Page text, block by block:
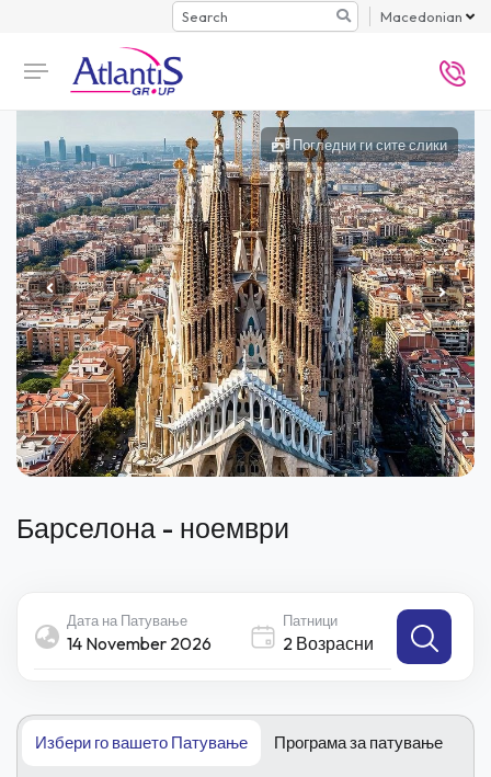
Search Macedonian
Погледни ги сите слики
Барселона - ноември
Дата на Патување Патници
2 Возрасни
Избери го вашето Патување Програма за патување